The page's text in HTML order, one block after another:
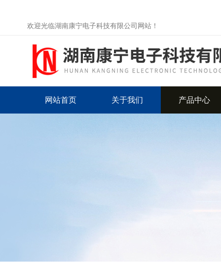
欢迎光临湖南康宁电子科技有限公司网站！
网站首页 关于我们 产品中心